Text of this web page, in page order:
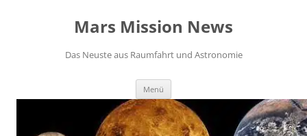
Mars Mission News
Das Neuste aus Raumfahrt und Astronomie
Menü